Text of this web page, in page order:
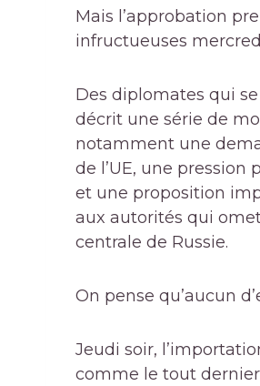
Mais l’approbation
infructueuses
Des diplomates qui
décrit une série de
notamment une
de l’UE, une
et une proposition
aux autorités qui
centrale de Russie.
On pense qu’aucun
Jeudi soir,
comme le tout